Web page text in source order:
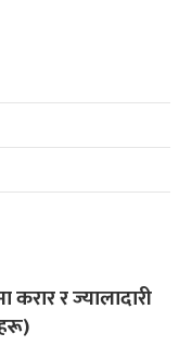
करार र ज्यालादारी